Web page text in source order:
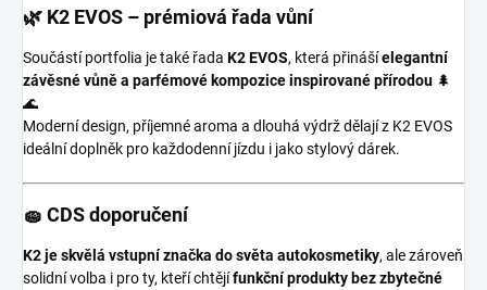
🌿 K2 EVOS – prémiová řada vůní
Součástí portfolia je také řada K2 EVOS, která přinášíelegantní
závěsné vůně a parfémové kompozice inspirované přírodou 🌲
🌊
Moderní design, příjemné aroma a dlouhá výdrž dělají z K2 EVOS
ideální doplněk pro každodenní jízdu i jako stylový dárek.
🧽 CDS doporučení
K2 je skvělá vstupní značka do světa autokosmetiky, ale zároveň
solidní volba i pro ty, kteří chtějífunkční produkty bez zbytečné